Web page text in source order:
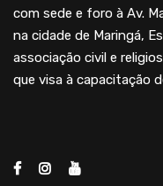
com sede e foro à Av.
na cidade de Maringá,
associação civil e
que visa à capacitação